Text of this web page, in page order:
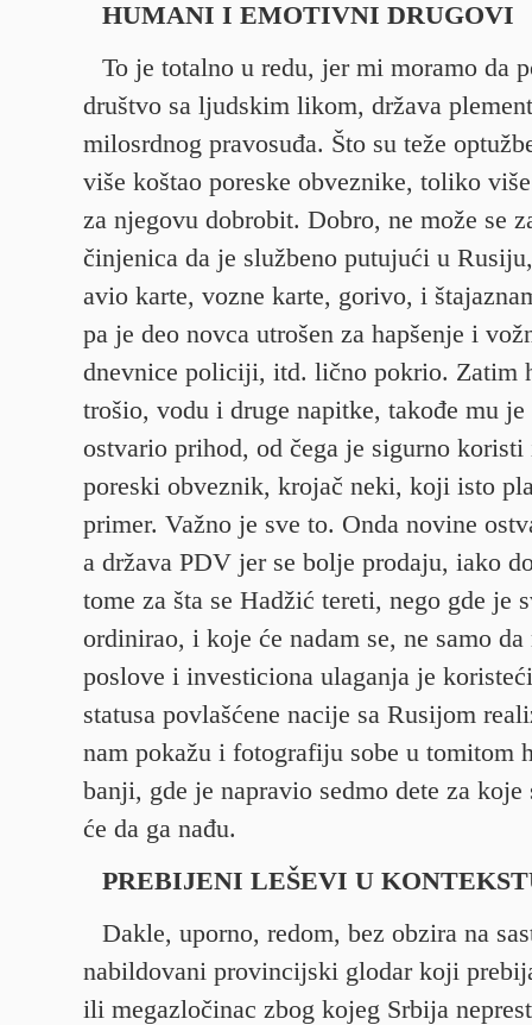
HUMANI I EMOTIVNI DRUGOVI
To je totalno u redu, jer mi moramo da
društvo sa ljudskim likom, država
milosrdnog pravosuđa. Što su teže
više koštao poreske obveznike, toliko
za njegovu dobrobit. Dobro, ne može se
činjenica da je službeno putujući u
avio karte, vozne karte, gorivo, i
pa je deo novca utrošen za hapšenje i
dnevnice policiji, itd. lično pokrio. Zatim
trošio, vodu i druge napitke, takođe mu je
ostvario prihod, od čega je sigurno
poreski obveznik, krojač neki, koji isto
primer. Važno je sve to. Onda novine
a država PDV jer se bolje prodaju, iako
tome za šta se Hadžić tereti, nego gde je
ordinirao, i koje će nadam se, ne samo
poslove i investiciona ulaganja je
statusa povlašćene nacije sa Rusijom
nam pokažu i fotografiju sobe u tomitom
banji, gde je napravio sedmo dete za
će da ga nađu.
PREBIJENI LEŠEVI U
Dakle, uporno, redom, bez obzira na
nabildovani provincijski glodar koji
ili megazločinac zbog kojeg Srbija